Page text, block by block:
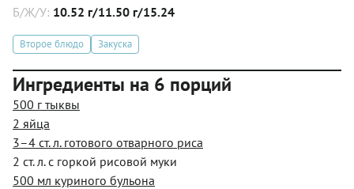
Б/Ж/У: 10.52 г/11.50 г/15.24
Второе блюдо Закуска
Ингредиенты на 6 порций
500 г тыквы
2 яйца
3–4 ст. л. готового отварного риса
2 ст. л. с горкой рисовой муки
500 мл куриного бульона